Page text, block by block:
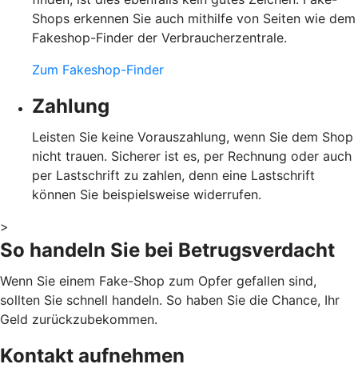
Shops erkennen Sie auch mithilfe von Seiten wie dem
Fakeshop-Finder der Verbraucherzentrale.
Zum Fakeshop-Finder
Zahlung
Leisten Sie keine Vorauszahlung, wenn Sie dem Shop
nicht trauen. Sicherer ist es, per Rechnung oder auch
per Lastschrift zu zahlen, denn eine Lastschrift
können Sie beispielsweise widerrufen.
>
So handeln Sie bei Betrugsverdacht
Wenn Sie einem Fake-Shop zum Opfer gefallen sind,
sollten Sie schnell handeln. So haben Sie die Chance, Ihr
Geld zurückzubekommen.
Kontakt aufnehmen